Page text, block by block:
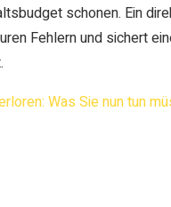
schonen. Ein
Fehlern und sichert
Was Sie nun tun